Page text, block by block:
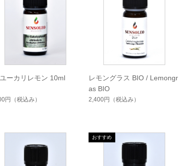
ーカリレモン 10ml
円 （税込み）
レモングラス BIO / Lemongr
as BIO
2,400円 （税込み）